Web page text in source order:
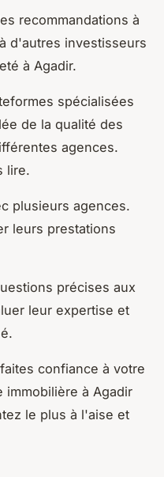
recommandations à
d'autres investisseurs
à Agadir.
spécialisées
de la qualité des
agences.
lire.
plusieurs agences.
leurs prestations
précises aux
leur expertise et
confiance à votre
à Agadir
le plus à l'aise et